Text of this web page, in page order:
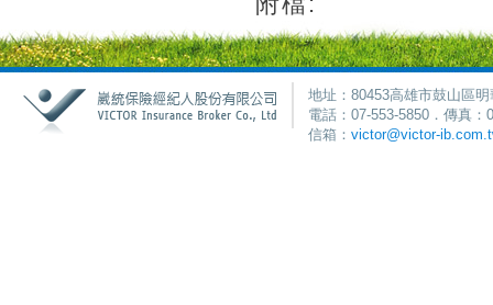
地址：80453高雄市鼓山區
電話：07-553-5850．傳真
信箱： victor@victor-